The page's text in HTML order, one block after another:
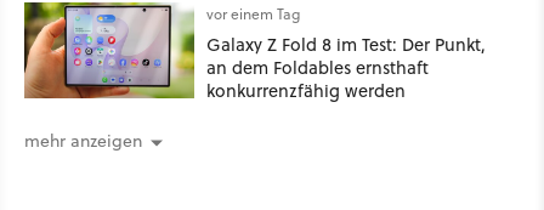
vor einem Tag
Galaxy Z Fold 8 im Test: Der Punkt,
an dem Foldables ernsthaft
konkurrenzfähig werden
mehr anzeigen